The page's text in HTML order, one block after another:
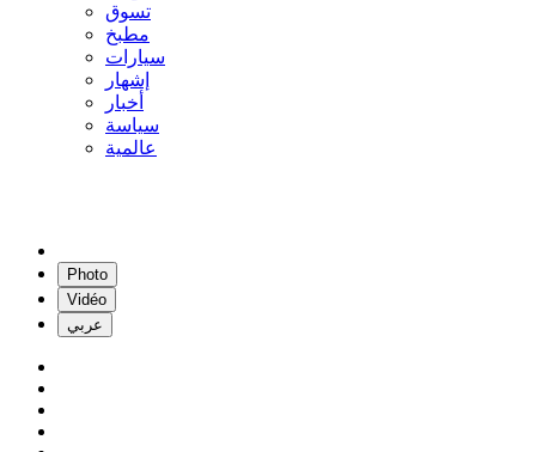
تسوق
مطبخ
سيارات
إشهار
أخبار
سياسة
عالمية
Photo
Vidéo
عربي